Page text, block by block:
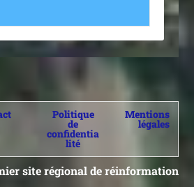
Politique
de
confidentia
lité
Mentions
légales
site régional de réinformation